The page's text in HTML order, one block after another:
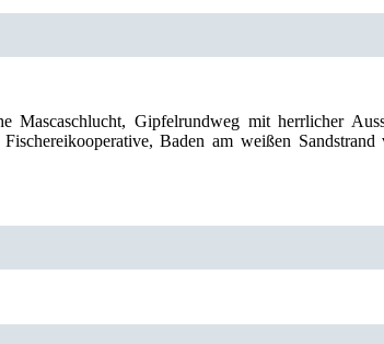
Mascaschlucht, Gipfelrundweg mit herrlicher
Baden am weißen